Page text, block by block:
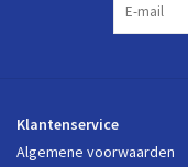
Klantenservice
Algemene voorwaarden